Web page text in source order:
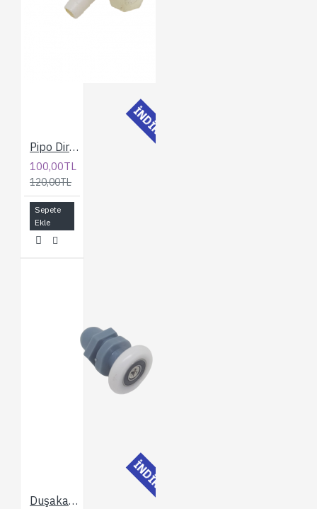
İNDİRİMLİ
Pipo Dirsek
100,00TL
120,00TL
Sepete
Ekle
İNDİRİMLİ
Duşakabin 25 mm. Gri Eksantrik Rulman